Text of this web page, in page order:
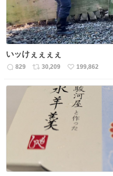
いッけぇぇぇぇ
返
829
リ
30,209
い
ね
数
199,862